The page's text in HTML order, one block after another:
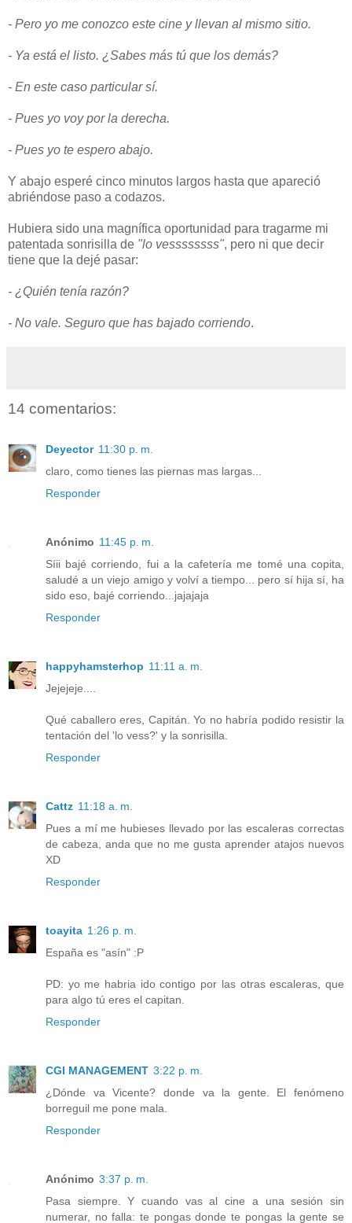
- Pero yo me conozco este cine y llevan al mismo sitio.
- Ya está el listo. ¿Sabes más tú que los demás?
- En este caso particular sí.
- Pues yo voy por la derecha.
- Pues yo te espero abajo.
Y abajo esperé cinco minutos largos hasta que apareció
abriéndose paso a codazos.
Hubiera sido una magnífica oportunidad para tragarme mi
patentada sonrisilla de "lo vessssssss", pero ni que decir
tiene que la dejé pasar:
- ¿Quién tenía razón?
- No vale. Seguro que has bajado corriendo.
14 comentarios:
Deyector 11:30 p. m.
claro, como tienes las piernas mas largas...
Responder
Anónimo 11:45 p. m.
Síii bajé corriendo, fui a la cafetería me tomé una copita,
saludé a un viejo amigo y volví a tiempo... pero sí hija sí, ha
sido eso, bajé corriendo...jajajaja
Responder
happyhamsterhop 11:11 a. m.
Jejejeje....
Qué caballero eres, Capitán. Yo no habría podido resistir la
tentación del 'lo vess?' y la sonrisilla.
Responder
Cattz 11:18 a. m.
Pues a mí me hubieses llevado por las escaleras correctas
de cabeza, anda que no me gusta aprender atajos nuevos
XD
Responder
toayita 1:26 p. m.
España es "asín" :P
PD: yo me habria ido contigo por las otras escaleras, que
para algo tú eres el capitan.
Responder
CGI MANAGEMENT 3:22 p. m.
¿Dónde va Vicente? donde va la gente. El fenómeno
borreguil me pone mala.
Responder
Anónimo 3:37 p. m.
Pasa siempre. Y cuando vas al cine a una sesión sin
numerar, no falla: te pongas donde te pongas la gente se